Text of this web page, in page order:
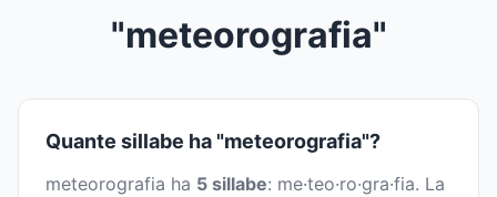
"meteorografia"
Quante sillabe ha "meteorografia"?
meteorografia ha 5 sillabe: me·teo·ro·gra·fia. La